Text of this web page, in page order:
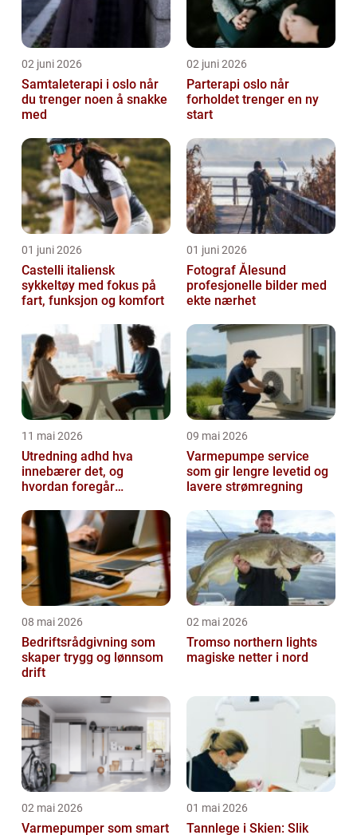
02 juni 2026
Samtaleterapi i oslo når
du trenger noen å snakke
med
02 juni 2026
Parterapi oslo når
forholdet trenger en ny
start
01 juni 2026
Castelli italiensk
sykkeltøy med fokus på
fart, funksjon og komfort
01 juni 2026
Fotograf Ålesund
profesjonelle bilder med
ekte nærhet
11 mai 2026
Utredning adhd hva
innebærer det, og
hvordan foregår
09 mai 2026
Varmepumpe service
som gir lengre levetid og
lavere strømregning
08 mai 2026
Bedriftsrådgivning som
skaper trygg og lønnsom
drift
02 mai 2026
Tromso northern lights
magiske netter i nord
02 mai 2026
Varmepumper som smart
01 mai 2026
Tannlege i Skien: Slik